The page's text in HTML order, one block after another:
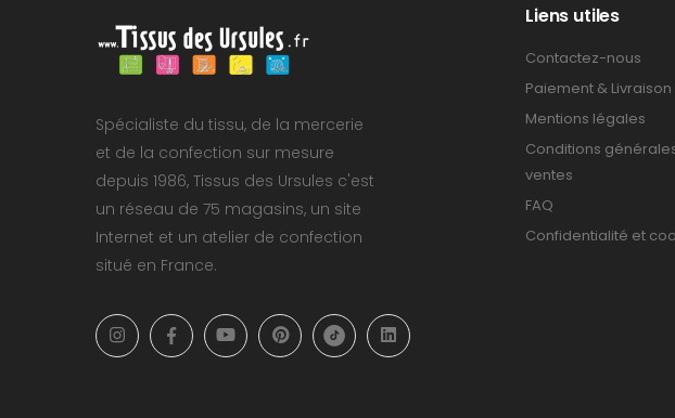
Spécialiste du tissu, de la mercerie
et de la confection sur mesure
depuis 1986, Tissus des Ursules c'est
un réseau de 75 magasins, un site
Internet et un atelier de confection
situé en France.
Liens utiles
Contactez-nous
Paiement & Livraison
Mentions légales
Conditions
ventes
FAQ
Confidentialité et